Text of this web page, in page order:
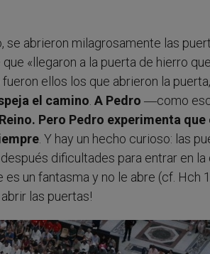
abrieron milagrosamente las
«llegaron a la puerta de hierro
ellos los que abrieron la
el camino A Pedro ―como
Pero Pedro experimenta que
. Y hay un hecho curioso: las
dificultades para entrar en la
un fantasma y no le abre (cf. Hch
las puertas!